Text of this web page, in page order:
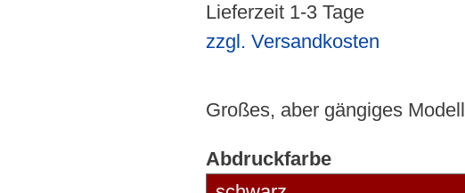
Lieferzeit 1-3 Tage
zzgl. Versandkosten
Großes, aber gängiges Modell
Abdruckfarbe